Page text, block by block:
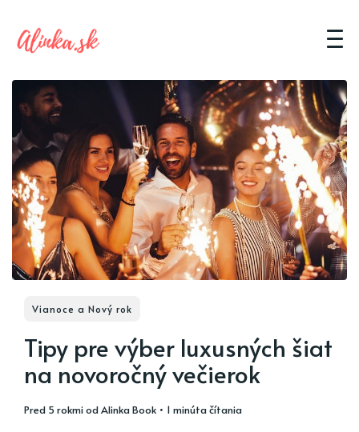
Vianoce a Nový rok
Tipy pre výber luxusných šiat
na novoročný večierok
pred 5 rokmiodAlinka Book • 1 minúta čítania